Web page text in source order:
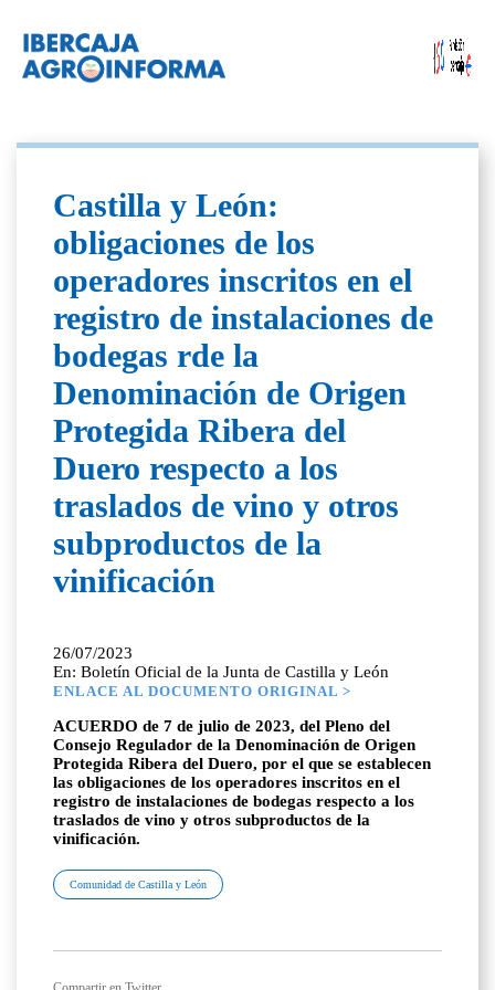
Castilla y León:
obligaciones de los
operadores inscritos en el
registro de instalaciones de
bodegas rde la
Denominación de Origen
Protegida Ribera del
Duero respecto a los
traslados de vino y otros
subproductos de la
vinificación
26/07/2023
En: Boletín Oficial de la Junta de Castilla y León
ENLACE AL DOCUMENTO ORIGINAL >
ACUERDO de 7 de julio de 2023, del Pleno del
Consejo Regulador de la Denominación de Origen
Protegida Ribera del Duero, por el que se establecen
las obligaciones de los operadores inscritos en el
registro de instalaciones de bodegas respecto a los
traslados de vino y otros subproductos de la
vinificación.
Comunidad de Castilla y León